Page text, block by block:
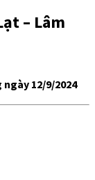
– Lâm
12/9/2024